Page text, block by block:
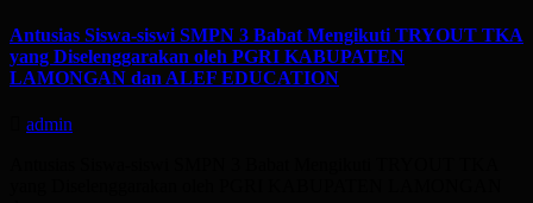
Antusias Siswa-siswi SMPN 3 Babat Mengikuti TRYOUT TKA
yang Diselenggarakan oleh PGRI KABUPATEN
LAMONGAN dan ALEF EDUCATION
admin